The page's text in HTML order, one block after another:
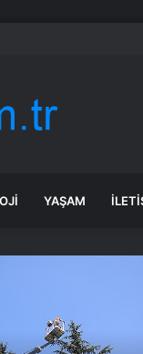
basının
YAŞAM